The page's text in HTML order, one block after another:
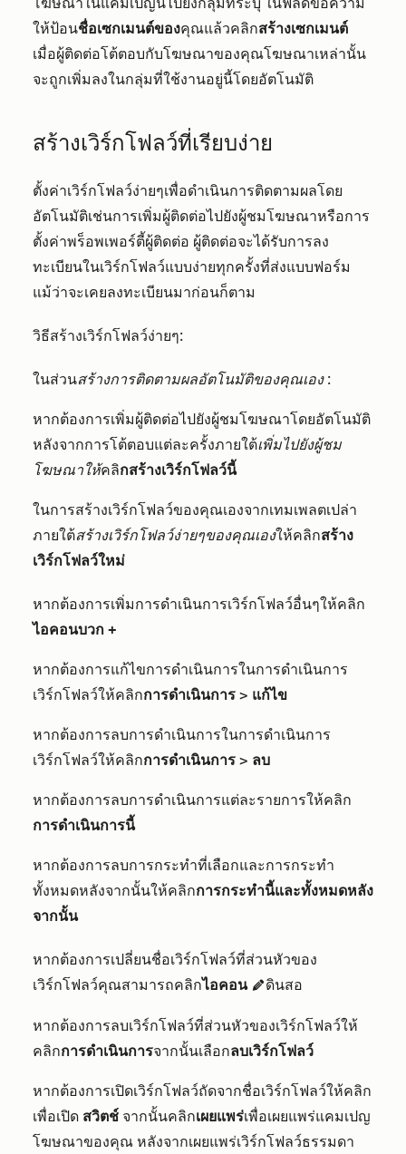
ให้ป้อนชื่อเซกเมนต์ของคุณแล้วคลิกสร้างเซกเมนต์
เมื่อผู้ติดต่อโต้ตอบกับโฆษณาของคุณโฆษณาเหล่านั้น
จะถูกเพิ่มลงในกลุ่มที่ใช้งานอยู่นี้โดยอัตโนมัติ
สร้างเวิร์กโฟลว์ที่เรียบง่าย
ตั้งค่าเวิร์กโฟลว์ง่ายๆเพื่อดำเนินการติดตามผลโดย
อัตโนมัติเช่นการเพิ่มผู้ติดต่อไปยังผู้ชมโฆษณาหรือการ
ตั้งค่าพร็อพเพอร์ตี้ผู้ติดต่อ ผู้ติดต่อจะได้รับการลง
ทะเบียนในเวิร์กโฟลว์แบบง่ายทุกครั้งที่ส่งแบบฟอร์ม
แม้ว่าจะเคยลงทะเบียนมาก่อนก็ตาม
วิธีสร้างเวิร์กโฟลว์ง่ายๆ:
ในส่วนสร้างการติดตามผลอัตโนมัติของคุณเอง :
หากต้องการเพิ่มผู้ติดต่อไปยังผู้ชมโฆษณาโดยอัตโนมัติ
หลังจากการโต้ตอบแต่ละครั้งภายใต้เพิ่มไปยังผู้ชม
โฆษณาให้คลิกสร้างเวิร์กโฟลว์นี้
ในการสร้างเวิร์กโฟลว์ของคุณเองจากเทมเพลตเปล่า
ภายใต้สร้างเวิร์กโฟลว์ง่ายๆของคุณเองให้คลิกสร้าง
เวิร์กโฟลว์ใหม่
หากต้องการเพิ่มการดำเนินการเวิร์กโฟลว์อื่นๆให้คลิก
ไอคอนบวก +
หากต้องการแก้ไขการดำเนินการในการดำเนินการ
เวิร์กโฟลว์ให้คลิกการดำเนินการ > แก้ไข
หากต้องการลบการดำเนินการในการดำเนินการ
เวิร์กโฟลว์ให้คลิกการดำเนินการ > ลบ
หากต้องการลบการดำเนินการแต่ละรายการให้คลิก
การดำเนินการนี้
หากต้องการลบการกระทำที่เลือกและการกระทำ
ทั้งหมดหลังจากนั้นให้คลิกการกระทำนี้และทั้งหมดหลัง
จากนั้น
หากต้องการเปลี่ยนชื่อเวิร์กโฟลว์ที่ส่วนหัวของ
เวิร์กโฟลว์คุณสามารถคลิกไอคอน editดินสอ
หากต้องการลบเวิร์กโฟลว์ที่ส่วนหัวของเวิร์กโฟลว์ให้
คลิกการดำเนินการจากนั้นเลือกลบเวิร์กโฟลว์
หากต้องการเปิดเวิร์กโฟลว์ถัดจากชื่อเวิร์กโฟลว์ให้คลิก
เพื่อเปิด สวิตช์ จากนั้นคลิกเผยแพร่เพื่อเผยแพร่แคมเปญ
โฆษณาของคุณ หลังจากเผยแพร่เวิร์กโฟลว์ธรรมดา